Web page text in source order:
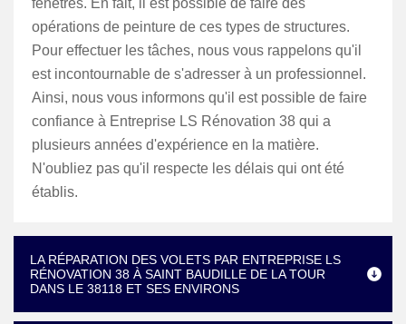
fenêtres. En fait, il est possible de faire des
opérations de peinture de ces types de structures.
Pour effectuer les tâches, nous vous rappelons qu'il
est incontournable de s'adresser à un professionnel.
Ainsi, nous vous informons qu'il est possible de faire
confiance à Entreprise LS Rénovation 38 qui a
plusieurs années d'expérience en la matière.
N'oubliez pas qu'il respecte les délais qui ont été
établis.
LA RÉPARATION DES VOLETS PAR ENTREPRISE LS
RÉNOVATION 38 À SAINT BAUDILLE DE LA TOUR
DANS LE 38118 ET SES ENVIRONS